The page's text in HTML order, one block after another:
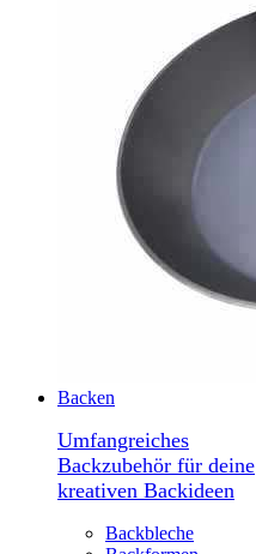
Backen
Umfangreiches
Backzubehör für deine
kreativen Backideen
Backbleche